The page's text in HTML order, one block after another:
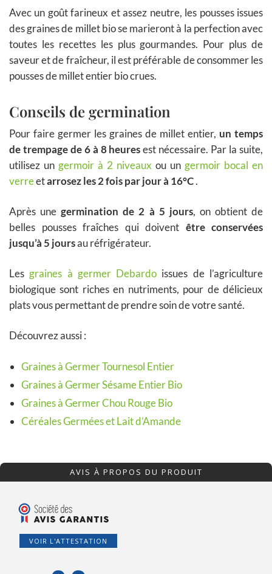
Avec un goût farineux et assez neutre, les pousses issues
des graines de millet bio se marieront à la perfection avec
toutes les recettes les plus gourmandes. Pour plus de
saveur et de fraîcheur, il est préférable de consommer les
pousses de millet entier bio crues.
Conseils de germination
Pour faire germer les graines de millet entier, un temps
de trempage de 6 à 8 heuresest nécessaire. Par la suite,
utilisez un germoir à 2 niveaux ou un germoir bocal en
verreetarrosez les 2 fois par jour à 16°C.
Après unegermination de 2 à 5 jours, on obtient de
belles pousses fraîches qui doivent être conservées
jusqu’à 5 joursau réfrigérateur.
Les graines à germer Debardo issues de l’agriculture
biologique sont riches en nutriments, pour de délicieux
plats vous permettant de prendre soin de votre santé.
Découvrez aussi :
Graines à Germer Tournesol Entier
Graines à Germer Sésame Entier Bio
Graines à Germer Chou Rouge Bio
Céréales Germées et Lait d’Amande
AVIS À PROPOS DU PRODUIT
VOIR L'ATTESTATION